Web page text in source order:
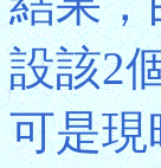
設該2
可是現